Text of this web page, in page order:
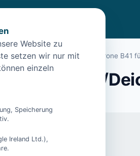
/Appartement Deich 14/Deichkrone B41
Deich 14/
Website zu
setzen wir nur mit
einzeln
Speicherung
Ireland Ltd.),